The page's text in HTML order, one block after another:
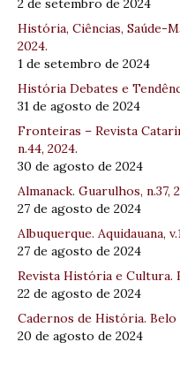
2 de setembro de 2024
História, Ciências, Saúde-
2024.
1 de setembro de 2024
História Debates e
31 de agosto de 2024
Fronteiras – Revista
n.44, 2024.
30 de agosto de 2024
Almanack. Guarulhos, n.37,
27 de agosto de 2024
Albuquerque. Aquidauana,
27 de agosto de 2024
Revista História e Cultura.
22 de agosto de 2024
Cadernos de História. Belo
20 de agosto de 2024